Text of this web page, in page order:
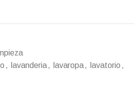
, lavanderia, lavaropa, lavatorio ,